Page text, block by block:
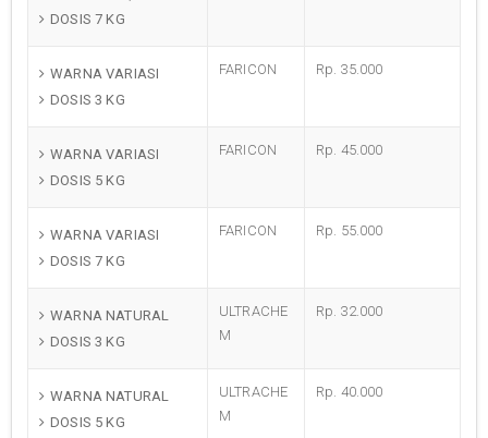
DOSIS 7 KG
WARNA VARIASI
DOSIS 3 KG
FARICON Rp. 35.000
WARNA VARIASI
DOSIS 5 KG
FARICON Rp. 45.000
WARNA VARIASI
DOSIS 7 KG
FARICON Rp. 55.000
WARNA NATURAL
DOSIS 3 KG
ULTRACHE
M
Rp. 32.000
WARNA NATURAL
DOSIS 5 KG
ULTRACHE
M
Rp. 40.000